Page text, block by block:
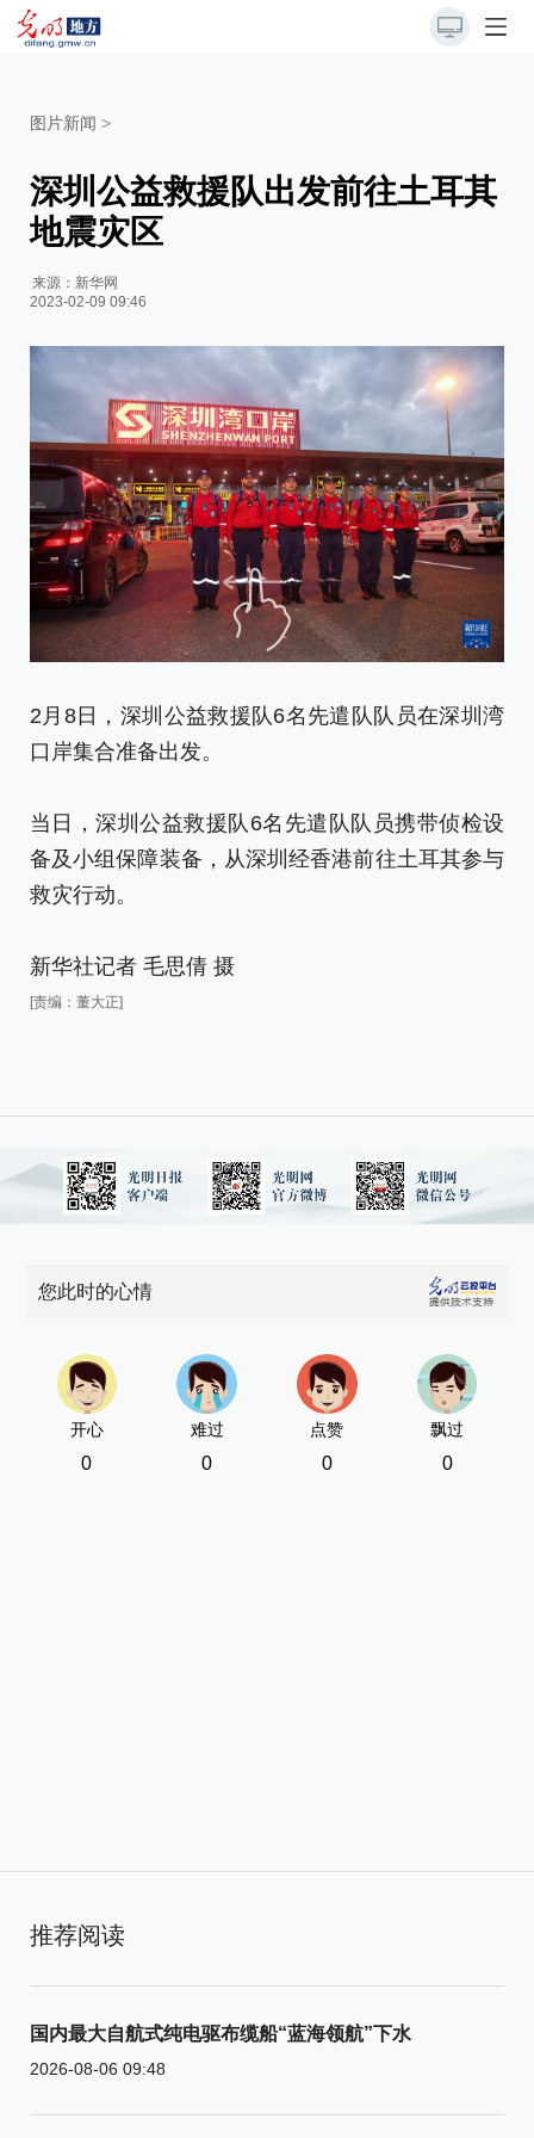
图片新闻 >
深圳公益救援队出发前往土耳其
地震灾区
来源： 新华网
2023-02-09 09:46
2月8日，深圳公益救援队6名先遣队队员在深圳湾
口岸集合准备出发。
当日，深圳公益救援队6名先遣队队员携带侦检设
备及小组保障装备，从深圳经香港前往土耳其参与
救灾行动。
新华社记者 毛思倩 摄
[责编：董大正]
您此时的心情
开心
0
难过
0
点赞
0
飘过
0
推荐阅读
国内最大自航式纯电驱布缆船“蓝海领航”下水
2026-08-06 09:48